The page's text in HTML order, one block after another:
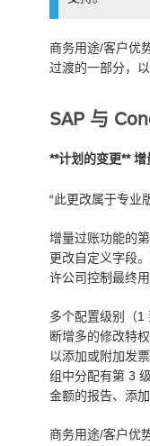
商务用途/客户优
过渡的一部分，
SAP 与
**计划的变更** 增
“此更改属于专业
增量过账功能的
更改自定义字段
许公司控制最终
多个配置级别（1
断增多的修改特
以添加或附加发
组中分配有第 3
金额的报告、添
商务用途/客户优